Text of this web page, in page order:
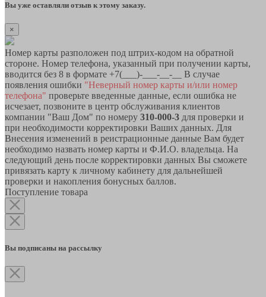
Вы уже оставляли отзыв к этому заказу.
×
Номер карты разположен под штрих-кодом на обратной
стороне. Номер телефона, указанный при получении карты,
вводится без 8 в формате +7(___)-___-__-__ В случае
появления ошибки "Неверный номер карты и/или номер
телефона" проверьте введенные данные, если ошибка не
исчезает, позвоните в центр обслуживания клиентов
компании "Ваш Дом" по номеру 310-000-3 для проверки и
при необходимости корректировки Ваших данных. Для
Внесения изменений в реистрационные данные Вам будет
необходимо назвать номер карты и Ф.И.О. владельца. На
следующий день после корректировки данных Вы сможете
привязать карту к личному кабинету для дальнейшей
проверки и накопления бонусных баллов.
Поступление товара
Вы подписаны на рассылку